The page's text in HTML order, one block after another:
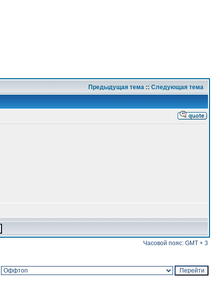
Предыдущая тема :: Следующая тема
Часовой пояс: GMT + 3